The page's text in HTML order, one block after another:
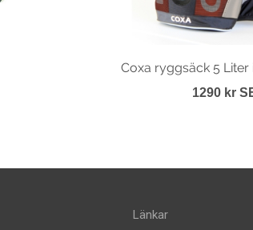
Coxa ryggsäck 5 Liter
1290 kr
Länkar